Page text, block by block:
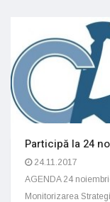
Participă la 24
24.11.2017
AGENDA 24
Monitorizarea